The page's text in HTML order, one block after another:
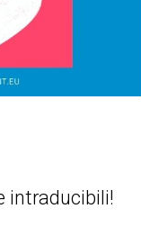
intraducibili!